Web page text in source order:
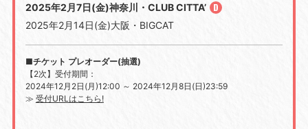
2025年2月7日(金)神奈川・CLUB CITTA’
2025年2月14日(金)大阪・BIGCAT
■チケット プレオーダー(抽選)
【2次】受付期間：
2024年12月2日(月)12:00 ～ 2024年12月8日(日)23:59
≫ 受付URLはこちら!